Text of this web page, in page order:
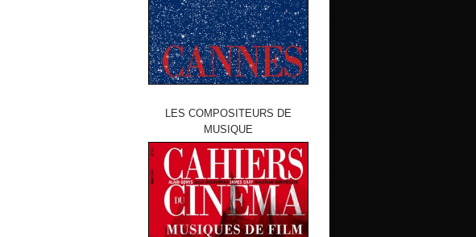
LES COMPOSITEURS DE
MUSIQUE